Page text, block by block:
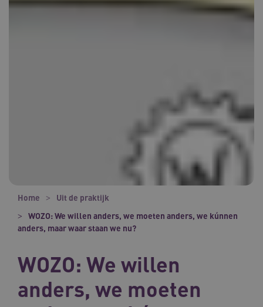
Home
Uit de praktijk
WOZO: We willen anders, we moeten anders, we kúnnen
anders, maar waar staan we nu?
WOZO: We willen
anders, we moeten